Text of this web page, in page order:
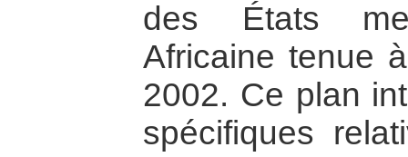
des États
Africaine tenue
2002. Ce plan
spécifiques